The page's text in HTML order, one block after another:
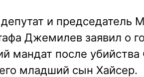
и председатель
Джемилев заявил о
мандат после
младший сын Хайсер.